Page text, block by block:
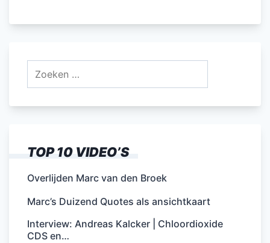
Zoeken
TOP 10 VIDEO’S
Overlijden Marc van den Broek
Marc’s Duizend Quotes als ansichtkaart
Interview: Andreas Kalcker | Chloordioxide
CDS en…